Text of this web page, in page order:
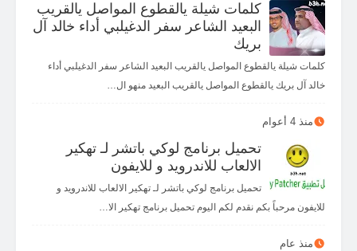
كلمات شيلة يالقطوع المواصل يالقريب
البعيد الشاعر سفر الدغيلبي أداء خالد آل
بريك
كلمات شيلة يالقطوع المواصل يالقريب البعيد الشاعر سفر الدغيلبي أداء
خالد آل بريك يالقطوع المواصل يالقريب البعيد منهو ال…
منذ 4 أعوام
تحميل برنامج لوكي باتشر لـ تهكير
الالعاب للاندرويد و للايفون
تحميل برنامج لوكي باتشر لـ تهكير الالعاب للاندرويد و
للايفون مرحباً بكم نقدم لكم اليوم تحميل برنامج تهكير الا…
منذ عام